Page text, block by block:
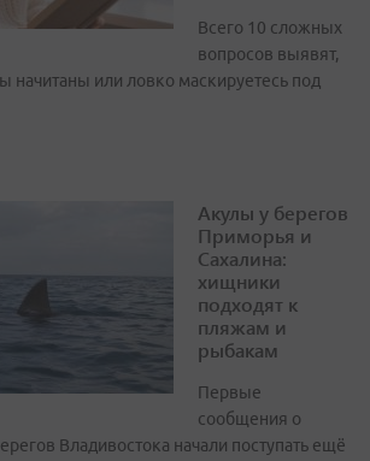
Всего 10 сложных
вопросов выявят,
начитаны или ловко маскируетесь под
Акулы у берегов
Приморья и
Сахалина:
хищники
подходят к
пляжам и
рыбакам
Первые
сообщения о
Владивостока начали поступать ещё